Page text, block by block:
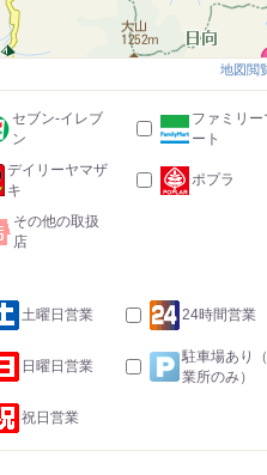
地図閲
セブン-イレブ
ン
ファミリー
ート
デイリーヤマザ
キ
ポプラ
その他の取扱
店
土曜日営業 24時間営業
日曜日営業
駐車場あり
業所のみ）
祝日営業